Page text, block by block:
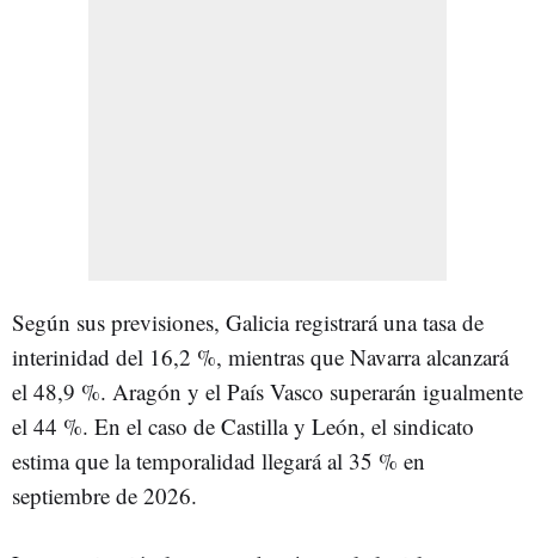
Según sus previsiones, Galicia registrará una tasa de
interinidad del 16,2 %, mientras que Navarra alcanzará
el 48,9 %. Aragón y el País Vasco superarán igualmente
el 44 %. En el caso de Castilla y León, el sindicato
estima que la temporalidad llegará al 35 % en
septiembre de 2026.